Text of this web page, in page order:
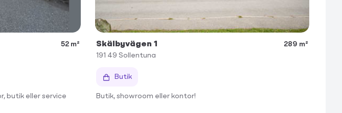
52 m²
butik eller service
Skälbyvägen 1
289 m²
191 49 Sollentuna
Butik
Butik, showroom eller kontor!